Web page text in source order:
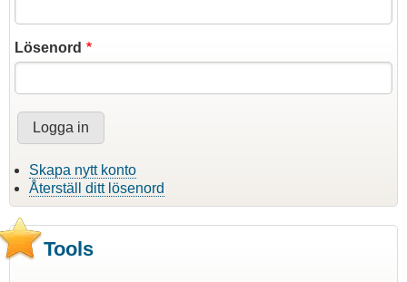
Lösenord
Skapa nytt konto
Återställ ditt lösenord
Tools